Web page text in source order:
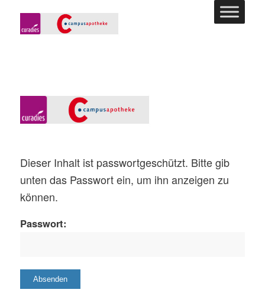
Dieser Inhalt ist passwortgeschützt. Bitte gib
unten das Passwort ein, um ihn anzeigen zu
können.
Passwort: